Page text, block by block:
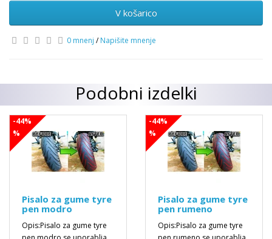
V košarico
0 mnenj /Napišite mnenje
Podobni izdelki
-44%
%
Pisalo za gume tyre
pen modro
Opis:Pisalo za gume tyre
-44%
%
Pisalo za gume tyre
pen rumeno
Opis:Pisalo za gume tyre